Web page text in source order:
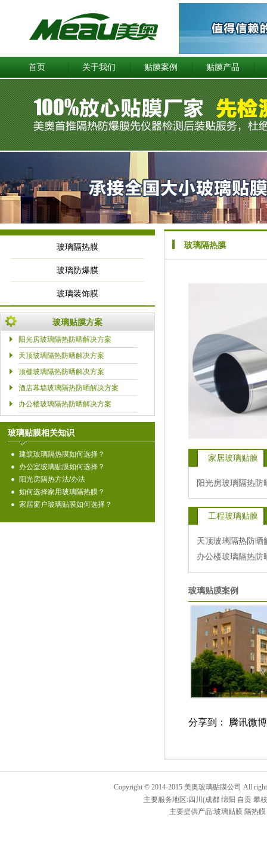
首页 关于我们 贴膜案例 贴膜产品
玻璃隔热膜
玻璃防爆膜
玻璃装饰膜
玻璃贴膜方案
阳光房玻璃隔热防晒解决方案
天顶玻璃隔热防晒解决方案
顶棚玻璃隔热防晒解决方案
酒店幕墙玻璃隔热防晒解决方案
办公楼玻璃隔热防晒解决方案
玻璃贴膜相关知识
建筑玻璃隔热膜如何选择？
办公室玻璃贴膜如何选择？
阳光房隔热方法/办法
如何选择家用玻璃隔热膜？
家居窗户玻璃贴膜如何选择？
玻璃隔热膜
家居玻璃贴膜
阳光房玻璃隔热防
工程玻璃贴膜
天顶玻璃隔热防晒
办公楼玻璃隔热防
玻璃贴膜案例
分享到： 腾讯微博
Copyright © 2014-2015 美奥玻璃贴膜公司 All
主要服务地区:四川(成都 绵阳 自贡 攀
主要提供产品:玻璃贴膜 隔热